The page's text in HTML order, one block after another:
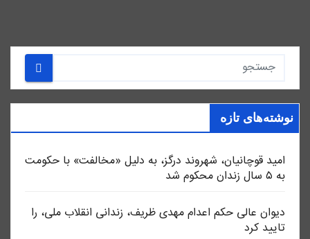
نوشته‌های تازه
امید قوچانیان، شهروند درگز، به دلیل «مخالفت» با حکومت
به ۵ سال زندان محکوم شد
دیوان عالی حکم اعدام مهدی ظریف، زندانی انقلاب ملی، را
تایید کرد